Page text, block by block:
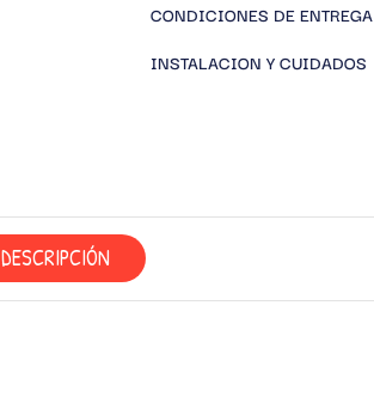
CONDICIONES DE ENTREGA
INSTALACION Y CUIDADOS
DESCRIPCIÓN